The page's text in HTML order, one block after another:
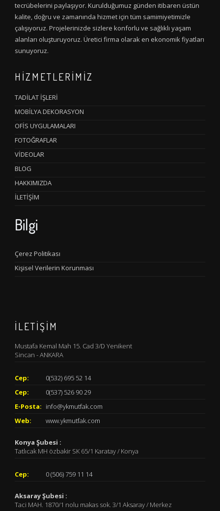
tecrübelerini paylaşıyor. Kurulduğumuz günden itibaren üstün
kalite, doğru ve zamanında hizmet için tüm samimiyetimizle
çalışıyoruz. Projelerinizde sizlere konforlu ve sağlıklı yaşam
alanları oluşturuyoruz. Üretici firma olarak en ekonomik fiyatları
sunuyoruz.
HİZMETLERİMİZ
TADİLAT İŞLERİ
MOBİLYA DEKORASYON
OFİS UYGULAMALARI
FOTOĞRAFLAR
VİDEOLAR
BLOG
HAKKIMIZDA
İLETİŞİM
Bilgi
Çerez Politikası
Kişisel Verilerin Korunması
İLETİŞİM
Mustafa Kemal Mah 15. Cad 3/D Yenikent
Sincan - ANKARA
Cep:
0(532) 695 52 14
Cep:
0(537) 526 90 29
E-Posta: info@ykmutfak.com
Web:
www.ykmutfak.com
Konya Şubesi :
Tatlıcak MH özbakir SK 65/1 Karatay / Konya
Cep: 0 (506) 759 11 14
Aksaray Şubesi :
Taci MAH. 1870/1 nolu makas sok. 3/1 Aksaray / Merkez